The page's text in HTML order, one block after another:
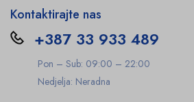
Kontaktirajte nas
+387 33 933 489
Pon – Sub: 09:00 – 22:00
Nedjelja: Neradna